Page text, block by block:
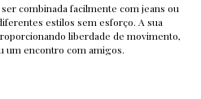
combinada facilmente com jeans ou
estilos sem esforço. A sua
liberdade de movimento,
um encontro com amigos.